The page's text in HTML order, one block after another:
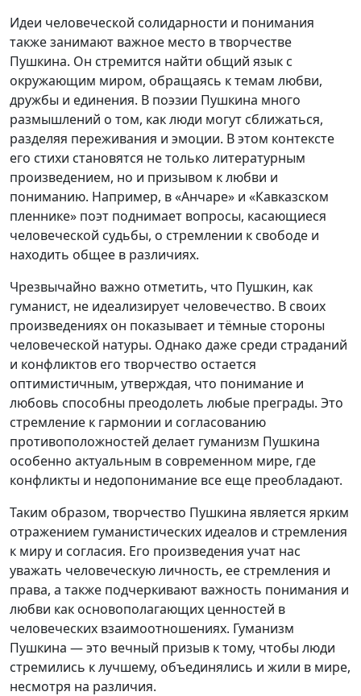
Идеи человеческой солидарности и понимания
также занимают важное место в творчестве
Пушкина. Он стремится найти общий язык с
окружающим миром, обращаясь к темам любви,
дружбы и единения. В поэзии Пушкина много
размышлений о том, как люди могут сближаться,
разделяя переживания и эмоции. В этом контексте
его стихи становятся не только литературным
произведением, но и призывом к любви и
пониманию. Например, в «Анчаре» и «Кавказском
пленнике» поэт поднимает вопросы, касающиеся
человеческой судьбы, о стремлении к свободе и
находить общее в различиях.
Чрезвычайно важно отметить, что Пушкин, как
гуманист, не идеализирует человечество. В своих
произведениях он показывает и тёмные стороны
человеческой натуры. Однако даже среди страданий
и конфликтов его творчество остается
оптимистичным, утверждая, что понимание и
любовь способны преодолеть любые преграды. Это
стремление к гармонии и согласованию
противоположностей делает гуманизм Пушкина
особенно актуальным в современном мире, где
конфликты и недопонимание все еще преобладают.
Таким образом, творчество Пушкина является ярким
отражением гуманистических идеалов и стремления
к миру и согласия. Его произведения учат нас
уважать человеческую личность, ее стремления и
права, а также подчеркивают важность понимания и
любви как основополагающих ценностей в
человеческих взаимоотношениях. Гуманизм
Пушкина — это вечный призыв к тому, чтобы люди
стремились к лучшему, объединялись и жили в мире,
несмотря на различия.